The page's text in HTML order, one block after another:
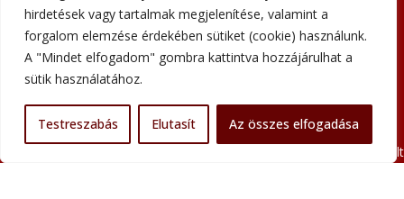
hirdetések vagy tartalmak megjelenítése, valamint a
forgalom elemzése érdekében sütiket (cookie) használunk.
A "Mindet elfogadom" gombra kattintva hozzájárulhat a
sütik használatához.
Testreszabás Elutasít Az összes elfogadása
Adatkezelési tájékoztató
Általános szerződési feltételek
Kapcsolat
Minden jog fenntartva © 2026 Szent Atanáz Könyv- és Kegytárgybolt